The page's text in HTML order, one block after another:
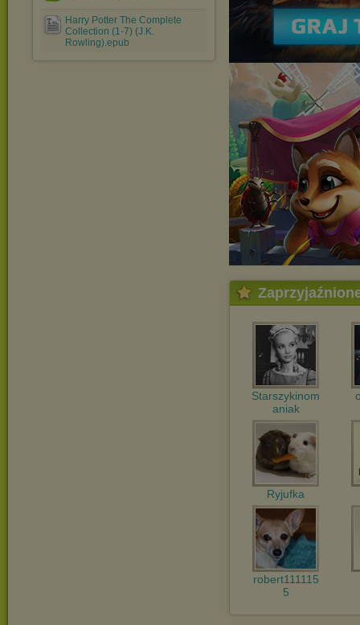
Harry Potter The Complete
Collection (1-7) (J.K.
Rowling).epub
Starszykinom
aniak
Ryjufka
robert111115
5